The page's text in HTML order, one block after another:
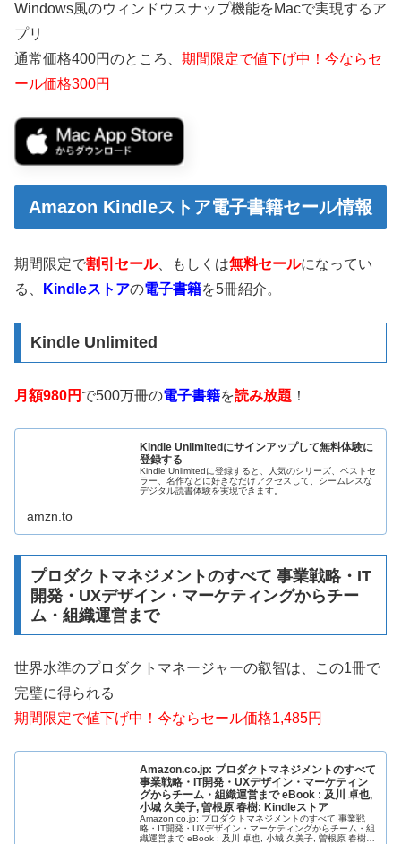
Windows風のウィンドウスナップ機能をMacで実現するア
プリ
通常価格400円のところ、 期間限定で値下げ中！今ならセ
ール価格300円
Amazon Kindleストア電子書籍セール情報
期間限定で割引セール、もしくは無料セールになってい
る、
Kindleストアの電子書籍を5冊紹介。
Kindle Unlimited
月額980円 で500万冊の電子書籍を読み放題 ！
Kindle Unlimitedにサインアップして無料体験に
登録する
Kindle Unlimitedに登録すると、人気のシリーズ、ベストセ
ラー、名作などに好きなだけアクセスして、シームレスな
デジタル読書体験を実現できます。
amzn.to
プロダクトマネジメントのすべて 事業戦略・IT
開発・UXデザイン・マーケティングからチー
ム・組織運営まで
世界水準のプロダクトマネージャーの叡智は、この1冊で
完璧に得られる
期間限定で値下げ中！今ならセール価格1,485円
Amazon.co.jp: プロダクトマネジメントのすべて
事業戦略・IT開発・UXデザイン・マーケティン
グからチーム・組織運営まで eBook : 及川 卓也,
小城 久美子, 曽根原 春樹: Kindleストア
Amazon.co.jp: プロダクトマネジメントのすべて 事業戦
略・IT開発・UXデザイン・マーケティングからチーム・組
織運営まで eBook : 及川 卓也, 小城 久美子, 曽根原 春樹: